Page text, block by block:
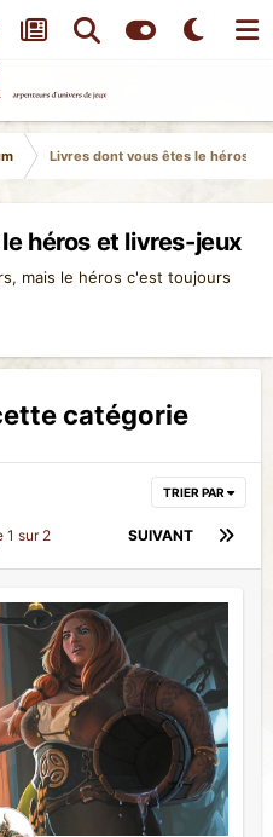
Livres dont vous êtes le héros et
héros et livres-jeux
mais le héros c'est toujours
catégorie
TRIER PAR
SUIVANT
1 sur 2